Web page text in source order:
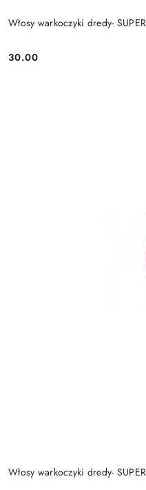
Włosy warkoczyki dredy-
Cena:
30.00
Włosy warkoczyki dredy-